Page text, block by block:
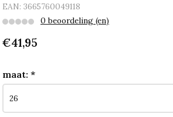
EAN: 3665760049118
0 beoordeling (en)
€41,95
maat: *